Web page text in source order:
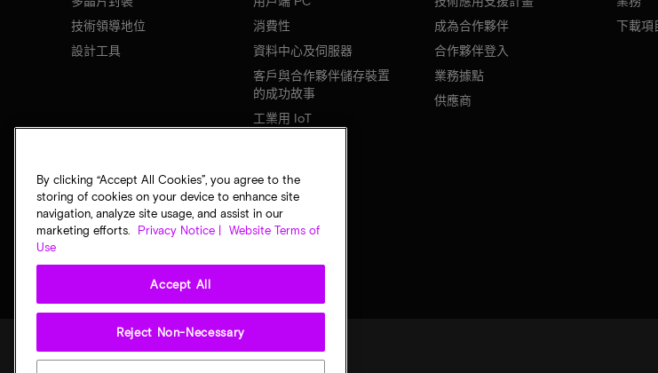
技術領導地位
設計工具
消費性
資料中心及伺服器
客戶與合作夥伴儲存裝置
的成功故事
工業用 IoT
成為合作夥伴
合作夥伴登入
業務據點
供應商
下載項
法律美光隱私公告銷售條款您的隱私選擇
By clicking “Accept All Cookies”, you agree to the
storing of cookies on your device to enhance site
navigation, analyze site usage, and assist in our
marketing efforts.
Privacy Notice |
Website Terms of
Use
Accept All
Reject Non-Necessary